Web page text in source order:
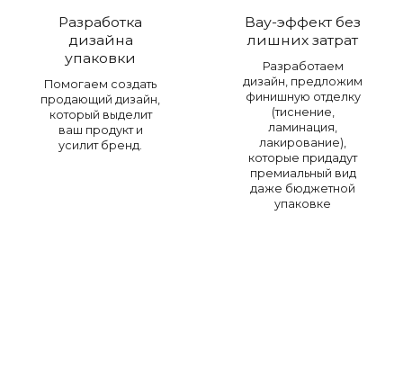
Разработка
дизайна
упаковки
Помогаем создать
продающий дизайн,
который выделит
ваш продукт и
усилит бренд.
Вау-эффект без
лишних затрат
Разработаем
дизайн, предложим
финишную отделку
(тиснение,
ламинация,
лакирование),
которые придадут
премиальный вид
даже бюджетной
упаковке